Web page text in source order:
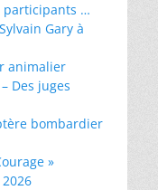
participants …
Gary à
animalier
Des juges
bombardier
»